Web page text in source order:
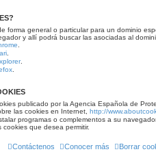
forma general o particular para un dominio
y allí podrá buscar las asociadas al
.
publicado por la Agencia Española de
las cookies en Internet, http://
programas o complementos a su
cookies que desea permitir.
Borrar
Conocer más
Contáctenos